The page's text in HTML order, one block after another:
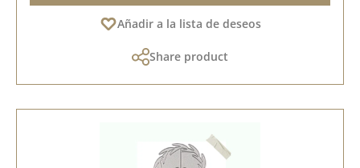
Añadir a la lista de deseos
Share product